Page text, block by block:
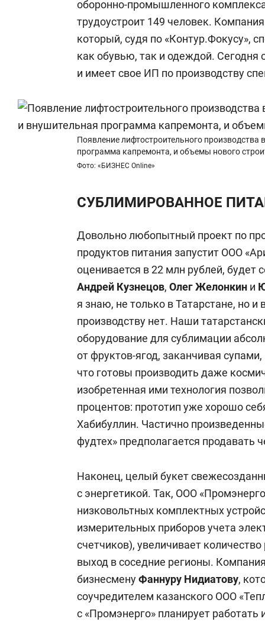
оборонно-промышленного
трудоустроит 149 человек.
который, судя по «Контур.Фокусу»,
как обувью, так и одеждой. Сегодня
и имеет свое ИП по производству
Появление лифтостроительного производства
программа капремонта, и объемы нового
Фото: «БИЗНЕС Online»
СУБЛИМИРОВАННОЕ
Довольно любопытный проект по
продуктов питания запустит ООО
оценивается в 22 млн рублей, будет
Андрей Кузнецов, Олег Желонкин и
я знаю, не только в Татарстане, но и
производству нет. Наши
оборудование для сублимации
от фруктов-ягод, заканчивая
что готовы производить даже
изобретенная ими технология
процентов: прототип уже хорошо
Хабибуллин. Частично
фудтех» предполагается продавать
Наконец, целый букет
с энергетикой. Так, ООО
низковольтных комплектных
измерительных приборов учета
счетчиков), увеличивает
выход в соседние регионы.
бизнесменуФаннуру Нидиатову,
соучредителем казанского ООО
с «Промэнерго» планирует